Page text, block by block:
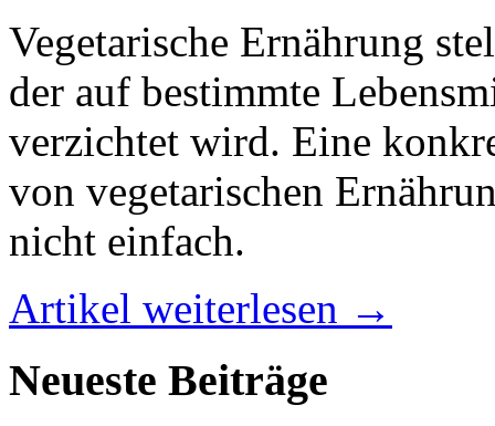
Vegetarische Ernährung
der auf bestimmte
verzichtet wird. Eine
von vegetarischen
nicht einfach.
Artikel weiterlesen →
Neueste Beiträge